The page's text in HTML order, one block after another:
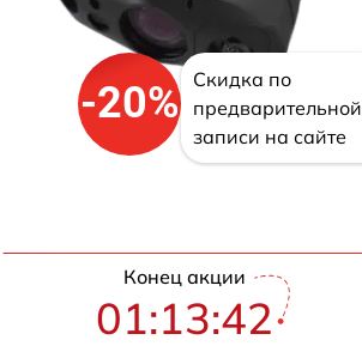
-20%
Скидка по
предварительной
записи на сайте
Конец акции
01:13:41